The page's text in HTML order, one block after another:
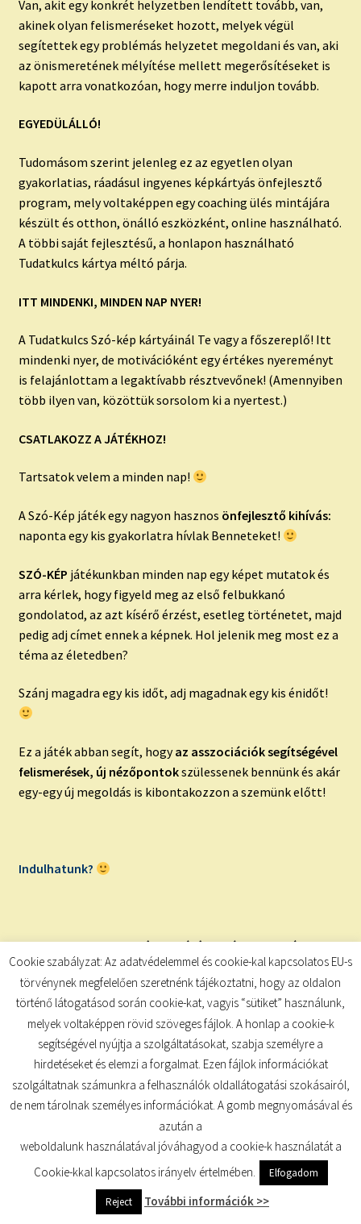
Van, akit egy konkrét helyzetben lendített tovább, van,
akinek olyan felismeréseket hozott, melyek végül
segítettek egy problémás helyzetet megoldani és van, aki
az önismeretének mélyítése mellett megerősítéseket is
kapott arra vonatkozóan, hogy merre induljon tovább.
EGYEDÜLÁLLÓ!
Tudomásom szerint jelenleg ez az egyetlen olyan
gyakorlatias, ráadásul ingyenes képkártyás önfejlesztő
program, mely voltaképpen egy coaching ülés mintájára
készült és otthon, önálló eszközként, online használható.
A többi saját fejlesztésű, a honlapon használható
Tudatkulcs kártya méltó párja.
ITT MINDENKI, MINDEN NAP NYER!
A Tudatkulcs Szó-kép kártyáinál Te vagy a főszereplő! Itt
mindenki nyer, de motivációként egy értékes nyereményt
is felajánlottam a legaktívabb résztvevőnek! (Amennyiben
több ilyen van, közöttük sorsolom ki a nyertest.)
CSATLAKOZZ A JÁTÉKHOZ!
Tartsatok velem a minden nap!
A Szó-Kép játék egy nagyon hasznos önfejlesztő kihívás:
naponta egy kis gyakorlatra hívlak Benneteket!
SZÓ-KÉP játékunkban minden nap egy képet mutatok és
arra kérlek, hogy figyeld meg az első felbukkanó
gondolatod, az azt kísérő érzést, esetleg történetet, majd
pedig adj címet ennek a képnek. Hol jelenik meg most ez a
téma az életedben?
Szánj magadra egy kis időt, adj magadnak egy kis énidőt!
Ez a játék abban segít, hogyaz asszociációk segítségével
felismerések, új nézőpontokszülessenek bennünk és akár
egy-egy új megoldás is kibontakozzon a szemünk előtt!
Indulhatunk?
Ne feledd!Azok, akik végig a játék során a legaktívabbak,
nyeremény sorsoláson vesznek részt (a bejegyzés végén
azt is elárulom, mit kap a két győztesünk!)
A gyakorlathoz minden képkártyánál segítséget nyújt a
folyamat leírása, valamint a kiegészítés és az extrák,
melyeket fontosnak tartok kiemelni. Ha valahol úgy
érzed, nem tetszik, avagy hiányzik neked valami a
képkártyáról, bátran változtass a kiegészítés részben
Cookie szabályzat: Az adatvédelemmel és cookie-kal kapcsolatos EU-s
törvénynek megfelelően szeretnénk tájékoztatni, hogy az oldalon
történő látogatásod során cookie-kat, vagyis “sütiket” használunk,
melyek voltaképpen rövid szöveges fájlok. A honlap a cookie-k
segítségével nyújtja a szolgáltatásokat, szabja személyre a
hirdetéseket és elemzi a forgalmat. Ezen fájlok információkat
szolgáltatnak számunkra a felhasználók oldallátogatási szokásairól,
de nem tárolnak személyes információkat. A gomb megnyomásával és
azután a
weboldalunk használatával jóváhagyod a cookie-k használatát a
Cookie-kkal kapcsolatos irányelv értelmében.
Elfogadom
Reject További információk >>